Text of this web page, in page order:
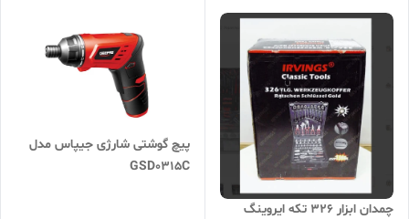
چمدان ابزار 326 تکه ایروینگ
پیچ گوشتی شارژی جیپاس مدل
GSD0315C